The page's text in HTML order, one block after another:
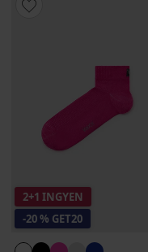
2+1 INGYEN
-20 % GET20